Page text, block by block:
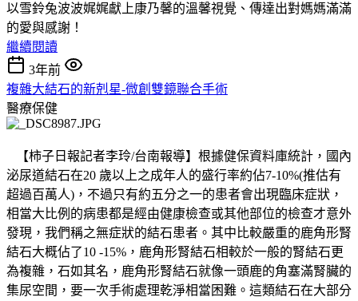
以雪鈴兔波波娓娓獻上康乃馨的溫馨視覺、傳達出對媽媽滿滿
的愛與感謝！
繼續閱讀
3年前
複雜大結石的新剋星-微創雙鏡聯合手術
醫療保健
【柿子日報記者李玲/台南報導】根據健保資料庫統計，國內
泌尿道結石在20 歲以上之成年人的盛行率約佔7-10%(推估有
超過百萬人)，不過只有約五分之一的患者會出現臨床症狀，
相當大比例的病患都是經由健康檢查或其他部位的檢查才意外
發現，我們稱之無症狀的結石患者。其中比較嚴重的鹿角形腎
結石大概佔了10 -15%，鹿角形腎結石相較於一般的腎結石更
為複雜，石如其名，鹿角形腎結石就像一頭鹿的角塞滿腎臟的
集尿空間，要一次手術處理乾淨相當困難。這類結石在大部分